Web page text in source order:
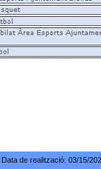
Data de realització: 03/15/